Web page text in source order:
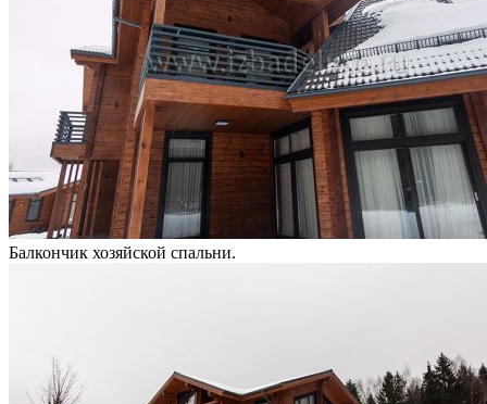
Балкончик хозяйской спальни.